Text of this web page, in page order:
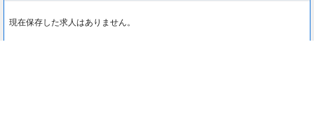
現在保存した求人はありません。